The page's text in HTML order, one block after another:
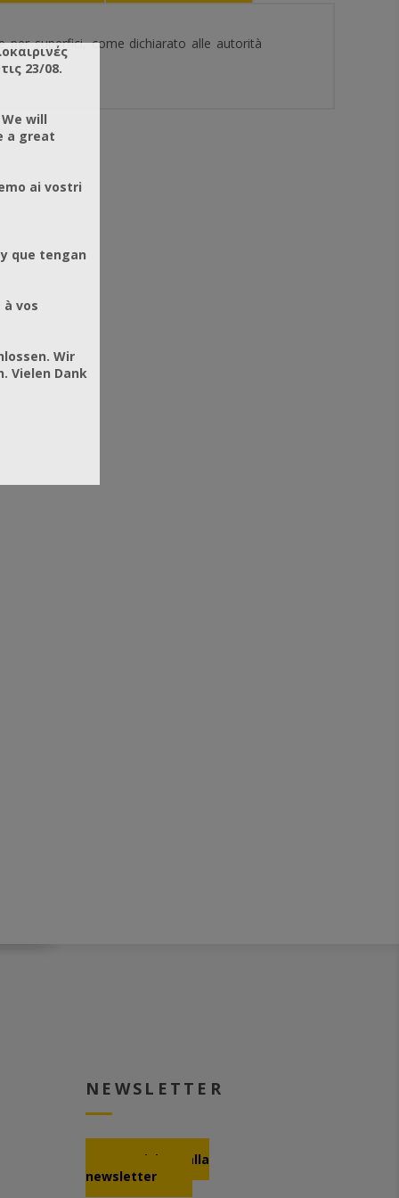
per superfici, come dichiarato alle autorità
NEWSLETTER
Iscrizione alla
newsletter
23/08.
will
a great
ai vostri
que tengan
à vos
Wir
Vielen Dank